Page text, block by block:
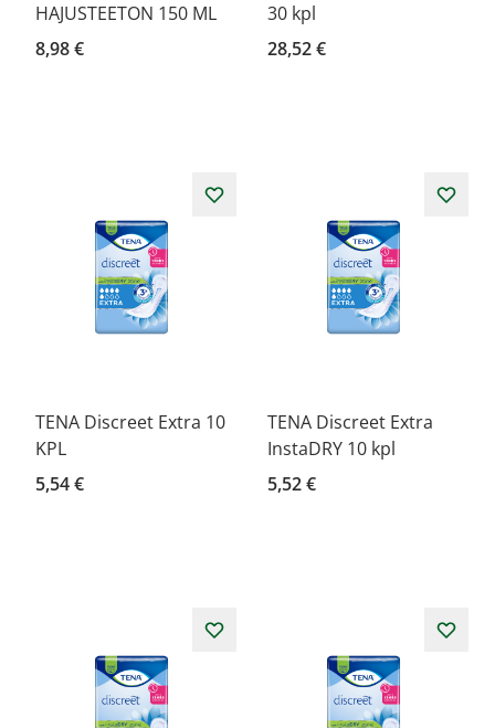
HAJUSTEETON 150 ML
8,98 €
30 kpl
28,52 €
TENA Discreet Extra 10
KPL
5,54 €
TENA Discreet Extra
InstaDRY 10 kpl
5,52 €